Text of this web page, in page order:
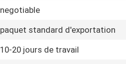
negotiable
paquet standard d'exportation
10-20 jours de travail